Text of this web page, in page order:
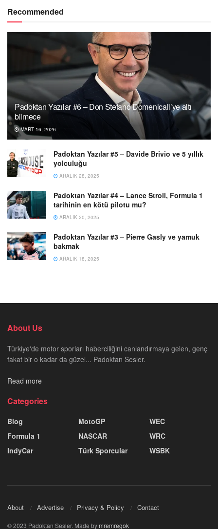
Recommended
Padoktan Yazılar #6 – Don Stefano Domenicali’ye altı
bilmece
MART 16, 2026
Padoktan Yazılar #5 – Davide Brivio ve 5 yıllık
yolculuğu
ARALIK 28, 2025
Padoktan Yazılar #4 – Lance Stroll, Formula 1
tarihinin en kötü pilotu mu?
ARALIK 20, 2025
Padoktan Yazılar #3 – Pierre Gasly ve yamuk
bakmak
ARALIK 18, 2025
About Us
Türkiye'de motor sporları haberciliğini canlandırmaya gelen, genç
fakat bir o kadar da güzel... Padoktan Sesler.
Read more
Categories
Blog
Formula 1
IndyCar
MotoGP
NASCAR
Türk Sporcular
WEC
WRC
WSBK
About Advertise Privacy & Policy Contact
© 2023 Padoktan Sesler. Made bymremregok